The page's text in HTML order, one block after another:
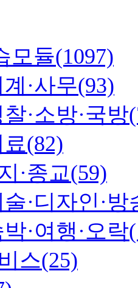
모듈(1097)
·사무(93)
·소방·국방
료(82)
·종교(59)
·디자인·방
·여행·오락
스(25)